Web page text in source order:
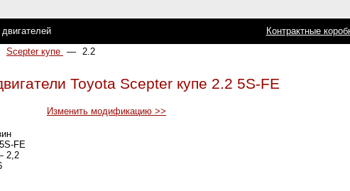
двигателей
Контрактные
Scepter купе — 2.2
Toyota Scepter купе 2.2 5S-FE
FE
2,2
Изменить модификацию >>